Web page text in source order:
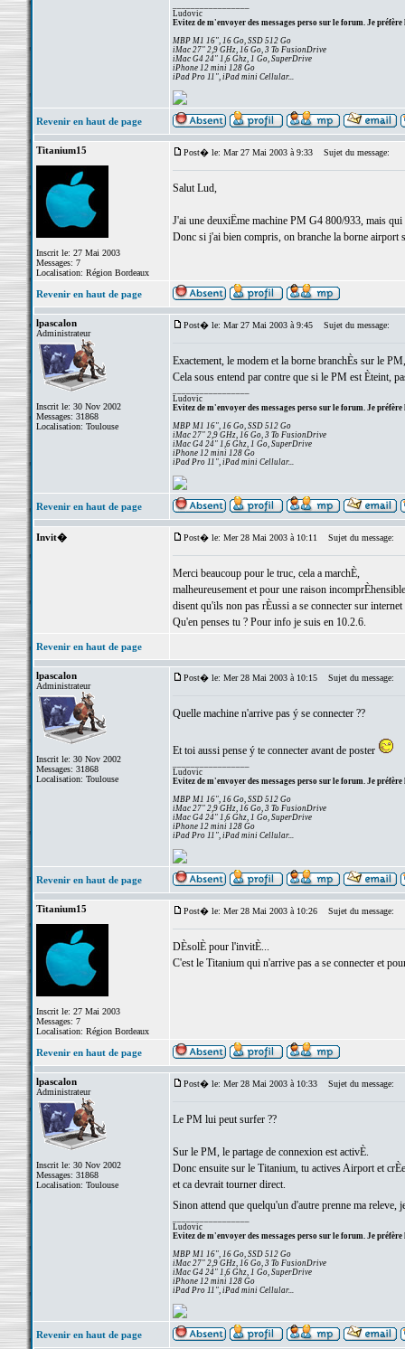
Ludovic
Evitez de m'envoyer des messages perso sur le forum. Je préfère
MBP M1 16", 16 Go, SSD 512 Go
iMac 27" 2,9 GHz, 16 Go, 3 To FusionDrive
iMac G4 24" 1,6 Ghz, 1 Go, SuperDrive
iPhone 12 mini 128 Go
iPad Pro 11", iPad mini Cellular...
Revenir en haut de page
Titanium15
Inscrit le: 27 Mai 2003
Messages: 7
Localisation: Région Bordeaux
Post� le: Mar 27 Mai 2003 à 9:33 Sujet du message:
Salut Lud,
J'ai une deuxiËme machine PM G4 800/933, mais qui
Donc si j'ai bien compris, on branche la borne airport
Revenir en haut de page
lpascalon
Administrateur
Inscrit le: 30 Nov 2002
Messages: 31868
Localisation: Toulouse
Post� le: Mar 27 Mai 2003 à 9:45 Sujet du message:
Exactement, le modem et la borne branchÈs sur le
Cela sous entend par contre que si le PM est Èteint,
Ludovic
Evitez de m'envoyer des messages perso sur le forum. Je préfère
MBP M1 16", 16 Go, SSD 512 Go
iMac 27" 2,9 GHz, 16 Go, 3 To FusionDrive
iMac G4 24" 1,6 Ghz, 1 Go, SuperDrive
iPhone 12 mini 128 Go
iPad Pro 11", iPad mini Cellular...
Revenir en haut de page
Invit� Post� le: Mer 28 Mai 2003 à 10:11 Sujet du message:
Merci beaucoup pour le truc, cela a marchÈ,
malheureusement et pour une raison
disent qu'ils non pas rÈussi a se connecter sur
Qu'en penses tu ? Pour info je suis en 10.2.6.
Revenir en haut de page
lpascalon
Administrateur
Inscrit le: 30 Nov 2002
Messages: 31868
Localisation: Toulouse
Post� le: Mer 28 Mai 2003 à 10:15 Sujet du message:
Quelle machine n'arrive pas ý se connecter ??
Et toi aussi pense ý te connecter avant de poster
Ludovic
Evitez de m'envoyer des messages perso sur le forum. Je préfère
MBP M1 16", 16 Go, SSD 512 Go
iMac 27" 2,9 GHz, 16 Go, 3 To FusionDrive
iMac G4 24" 1,6 Ghz, 1 Go, SuperDrive
iPhone 12 mini 128 Go
iPad Pro 11", iPad mini Cellular...
Revenir en haut de page
Titanium15
Inscrit le: 27 Mai 2003
Messages: 7
Localisation: Région Bordeaux
Post� le: Mer 28 Mai 2003 à 10:26 Sujet du message:
DÈsolÈ pour l'invitÈ...
C'est le Titanium qui n'arrive pas a se connecter et
Revenir en haut de page
lpascalon
Administrateur
Inscrit le: 30 Nov 2002
Messages: 31868
Localisation: Toulouse
Post� le: Mer 28 Mai 2003 à 10:33 Sujet du message:
Le PM lui peut surfer ??
Sur le PM, le partage de connexion est activÈ.
Donc ensuite sur le Titanium, tu actives Airport et
et ca devrait tourner direct.
Sinon attend que quelqu'un d'autre prenne ma releve,
Ludovic
Evitez de m'envoyer des messages perso sur le forum. Je préfère
MBP M1 16", 16 Go, SSD 512 Go
iMac 27" 2,9 GHz, 16 Go, 3 To FusionDrive
iMac G4 24" 1,6 Ghz, 1 Go, SuperDrive
iPhone 12 mini 128 Go
iPad Pro 11", iPad mini Cellular...
Revenir en haut de page